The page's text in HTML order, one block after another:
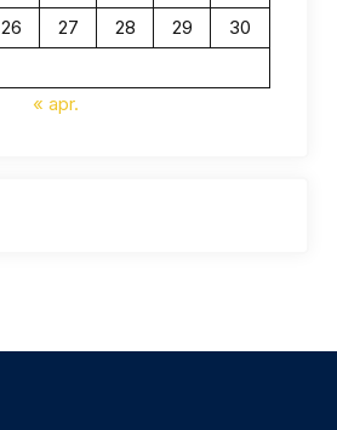
26 27 28 29
30
« apr.